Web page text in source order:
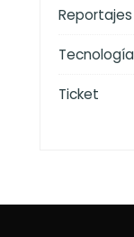
Reportajes
Tecnología
Ticket